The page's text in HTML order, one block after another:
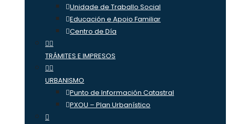
Unidade de Traballo Social
Educación e Apoio Familiar
Centro de Día
TRÁMITES E IMPRESOS
URBANISMO
Punto de Información Catastral
PXOU – Plan Urbanístico